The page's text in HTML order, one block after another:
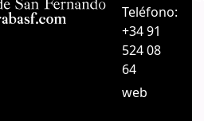
Teléfono:
+34 91
524 08
64
web